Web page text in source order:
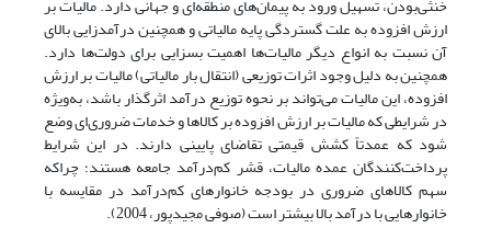
خنثی‌بودن، تسهیل ورود به پیمان‌های منطقه‌ای و جهانی دارد. مالیات بر
ارزش افزوده به علت گستردگی پایه مالیاتی و همچنین درآمدزایی بالای
آن نسبت به انواع دیگر مالیات‌ها اهمیت بسزایی برای دولت‌ها دارد.
همچنین به دلیل وجود اثرات توزیعی (انتقال بار مالیاتی) مالیات بر ارزش
افزوده، این مالیات می‌تواند بر نحوه توزیع درآمد اثرگذار باشد، به‌ویژه
در شرایطی که مالیات بر ارزش افزوده بر کالاها و خدمات ضروری‌ای وضع
شود که عمدتاً کشش قیمتی تقاضای پایینی دارند. در این شرایط
پرداخت‌کنندگان عمده مالیات، قشر کم‌درآمد جامعه هستند؛ چرا‌که
سهم کالاهای ضروری در بودجه خانوارهای کم‌درآمد در مقایسه با
خانوارهایی با درآمد بالا بیشتر است (صوفی مجیدپور، 2004).